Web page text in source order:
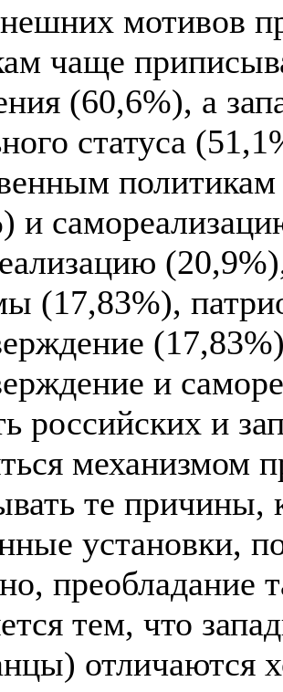
мотивов
чаще
(60,6%), а
статуса
и
(17,83%),
и
российских и
механизмом
те причины,
установки,
преобладание
тем, что
отличаются